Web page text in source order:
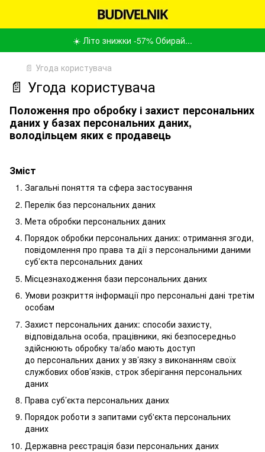
☀️ Літо знижки -57% Обирай...
📄 Угода користувача
📄 Угода користувача
Положення про обробку і захист персональних
даних у базах персональних даних,
володільцем яких є продавець
Зміст
Загальні поняття та сфера застосування
Перелік баз персональних даних
Мета обробки персональних даних
Порядок обробки персональних даних: отримання згоди,
повідомлення про права та дії з персональними даними
суб’єкта персональних даних
Місцезнаходження бази персональних даних
Умови розкриття інформації про персональні дані третім
особам
Захист персональних даних: способи захисту,
відповідальна особа, працівники, які безпосередньо
здійснюють обробку та/або мають доступ
до персональних даних у зв’язку з виконанням своїх
службових обов’язків, строк зберігання персональних
даних
Права суб’єкта персональних даних
Порядок роботи з запитами суб'єкта персональних
даних
Державна реєстрація бази персональних даних